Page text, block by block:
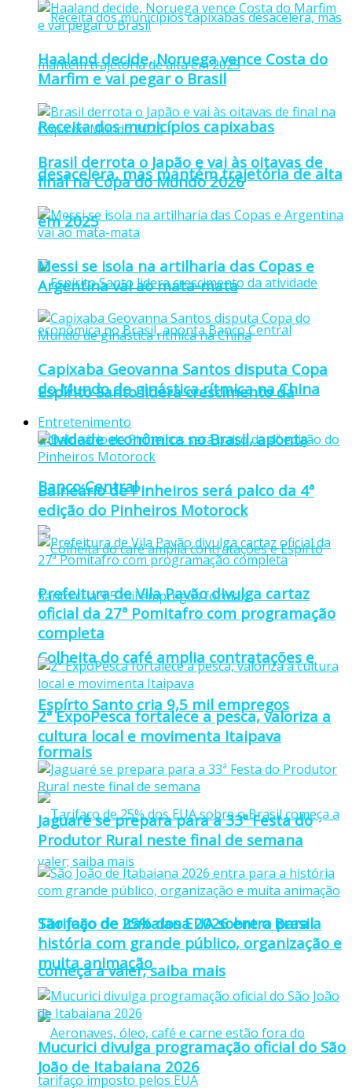
Receita dos municípios capixabas
desacelera, mas mantém trajetória de alta
em 2025
Espírito Santo lidera crescimento da
atividade econômica no Brasil, aponta
Banco Central
Colheita do café amplia contratações e
Espírto Santo cria 9,5 mil empregos
formais
Tarifaço de 25% dos EUA sobre o Brasil
começa a valer; saiba mais
Haaland decide, Noruega vence Costa do
Marfim e vai pegar o Brasil
Brasil derrota o Japão e vai às oitavas de
final na Copa do Mundo 2026
Messi se isola na artilharia das Copas e
Argentina vai ao mata-mata
Capixaba Geovanna Santos disputa Copa
do Mundo de ginástica rítmica na China
Entretenimento
Balneário de Pinheiros será palco da 4ª
edição do Pinheiros Motorock
Prefeitura de Vila Pavão divulga cartaz
oficial da 27ª Pomitafro com programação
completa
2ª ExpoPesca fortalece a pesca, valoriza a
cultura local e movimenta Itaipava
Jaguaré se prepara para a 33ª Festa do
Produtor Rural neste final de semana
São João de Itabaiana 2026 entra para a
história com grande público, organização e
muita animação
Mucurici divulga programação oficial do São
João de Itabaiana 2026